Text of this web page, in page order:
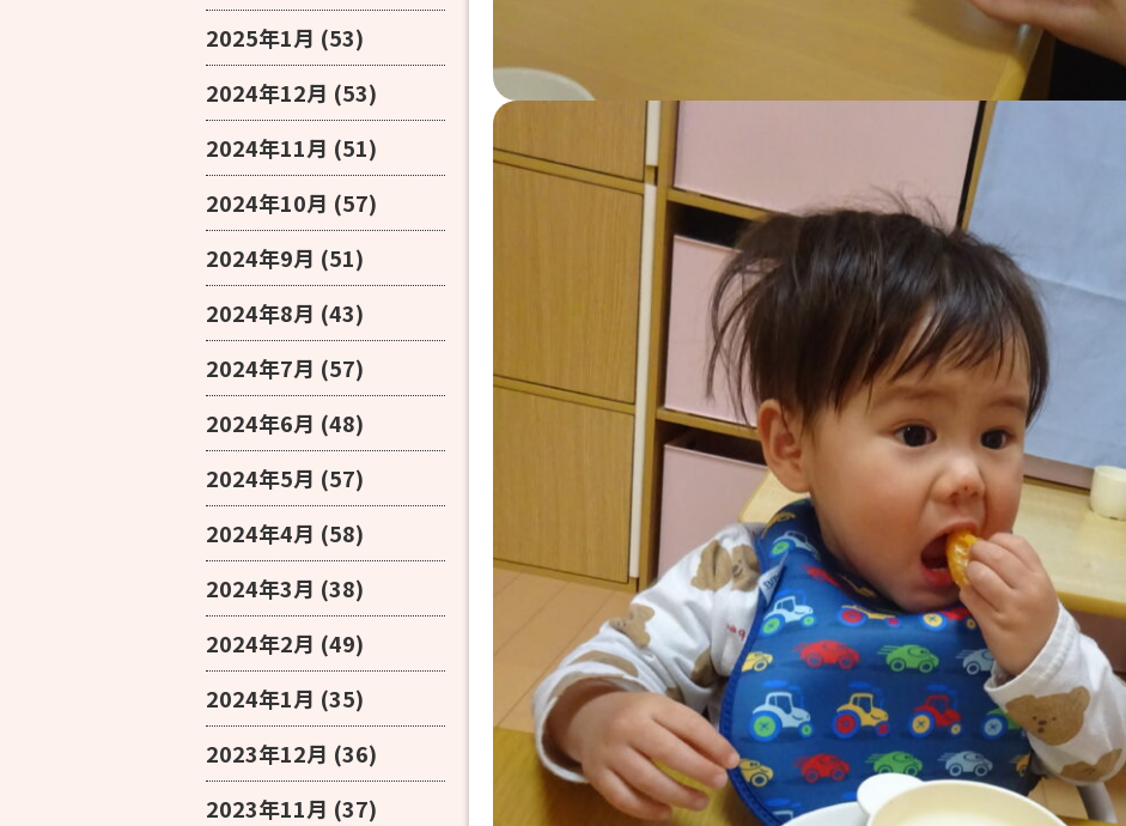
2025年1月 (53)
2024年12月 (53)
2024年11月 (51)
2024年10月 (57)
2024年9月 (51)
2024年8月 (43)
2024年7月 (57)
2024年6月 (48)
2024年5月 (57)
2024年4月 (58)
2024年3月 (38)
2024年2月 (49)
2024年1月 (35)
2023年12月 (36)
2023年11月 (37)